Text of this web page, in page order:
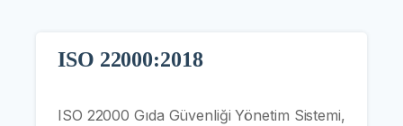
ISO 22000:2018
ISO 22000 Gıda Güvenliği Yönetim Sistemi,